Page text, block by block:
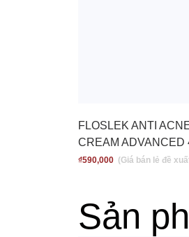
FLOSLEK ANTI
CREAM ADVANCED
₫590,000
Sản